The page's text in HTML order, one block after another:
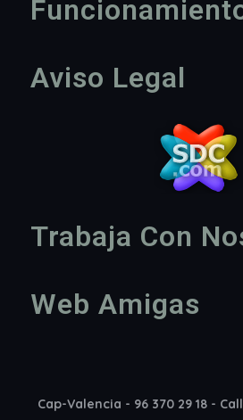
Aviso Legal
Trabaja Con
Web Amigas
Cap-Valencia - 96 370 29 18 -